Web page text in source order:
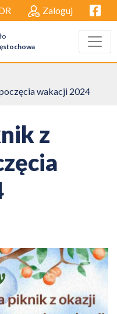
Zaloguj
wakacji 2024
z